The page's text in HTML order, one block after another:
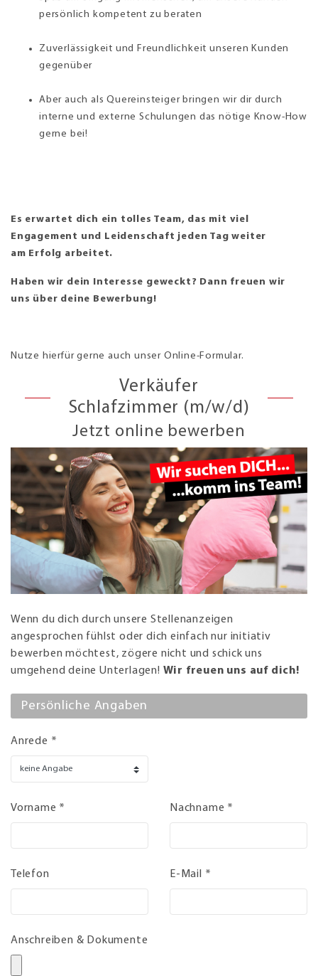
persönlich kompetent zu beraten
Zuverlässigkeit und Freundlichkeit unseren Kunden
gegenüber
Aber auch als Quereinsteiger bringen wir dir durch
interne und externe Schulungen das nötige Know-How
gerne bei!
Es erwartet dich ein tolles Team, das mit viel
Engagement und Leidenschaft jeden Tag weiter
am Erfolg arbeitet.
Haben wir dein Interesse geweckt? Dann freuen wir
uns über deine Bewerbung!
Nutze hierfür gerne auch unser Online-Formular.
Verkäufer
Schlafzimmer (m/w/d)
Jetzt online bewerben
Wenn du dich durch unsere Stellenanzeigen
angesprochen fühlst oder dich einfach nur initiativ
bewerben möchtest, zögere nicht und schick uns
umgehend deine Unterlagen! Wir freuen uns auf dich!
Persönliche Angaben
Anrede *
Vorname * Nachname *
Telefon E-Mail *
Anschreiben & Dokumente